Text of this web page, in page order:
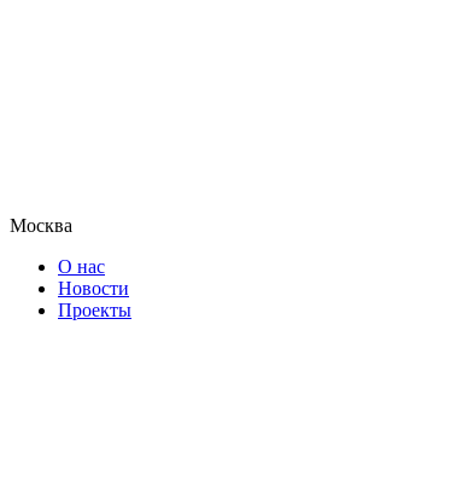
Москва
О нас
Новости
Проекты